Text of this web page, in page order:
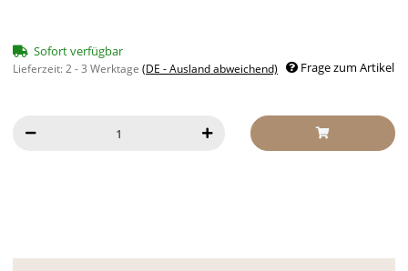
Sofort verfügbar
Lieferzeit:2 - 3 Werktage (DE - Ausland abweichend) Frage zum Artikel